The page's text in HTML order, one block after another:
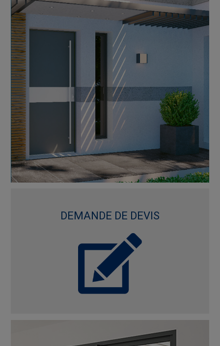
DEMANDE DE DEVIS